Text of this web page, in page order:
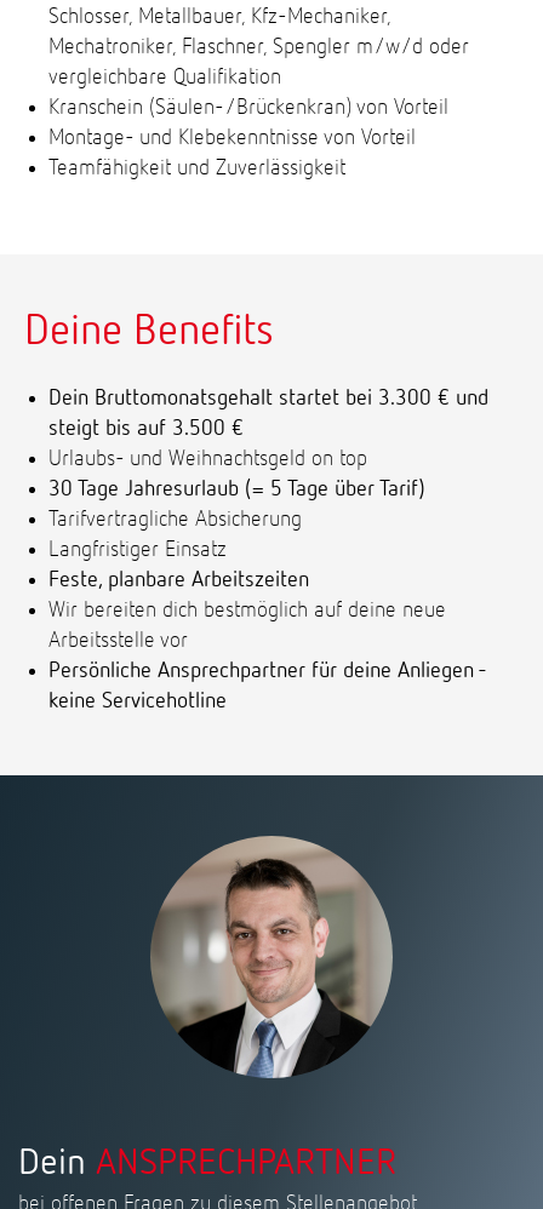
Schlosser, Metallbauer, Kfz-Mechaniker,
Mechatroniker, Flaschner, Spengler m/w/d oder
vergleichbare Qualifikation
Kranschein (Säulen-/Brückenkran) von Vorteil
Montage- und Klebekenntnisse von Vorteil
Teamfähigkeit und Zuverlässigkeit
Deine Benefits
Dein Bruttomonatsgehalt startet bei 3.300 € und
steigt bis auf 3.500 €
Urlaubs- und Weihnachtsgeld on top
30 Tage Jahresurlaub (= 5 Tage über Tarif)
Tarifvertragliche Absicherung
Langfristiger Einsatz
Feste, planbare Arbeitszeiten
Wir bereiten dich bestmöglich auf deine neue
Arbeitsstelle vor
Persönliche Ansprechpartner für deine Anliegen -
keine Servicehotline
Dein ANSPRECHPARTNER
bei offenen Fragen zu diesem Stellenangebot